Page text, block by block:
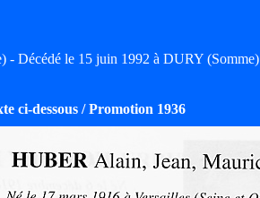
- Décédé le 15 juin 1992 à DURY (Somme)
ci-dessous / Promotion 1936